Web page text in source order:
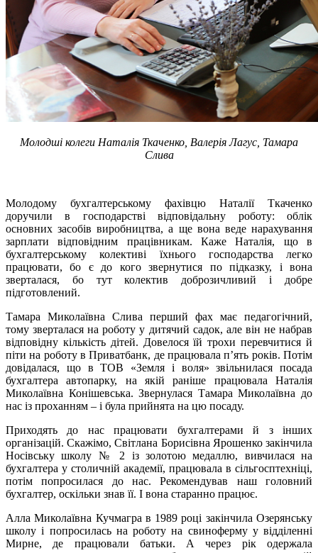
Молодші колеги Наталія Ткаченко, Валерія Лагус, Тамара
Слива
Молодому бухгалтерському фахівцю Наталії Ткаченко
доручили в господарстві відповідальну роботу: облік
основних засобів виробництва, а ще вона веде нарахування
зарплати відповідним працівникам. Каже Наталія, що в
бухгалтерському колективі їхнього господарства легко
працювати, бо є до кого звернутися по підказку, і вона
зверталася, бо тут колектив доброзичливий і добре
підготовлений.
Тамара Миколаївна Слива перший фах має педагогічний,
тому зверталася на роботу у дитячий садок, але він не набрав
відповідну кількість дітей. Довелося їй трохи перевчитися й
піти на роботу в Приватбанк, де працювала п’ять років. Потім
довідалася, що в ТОВ «Земля і воля» звільнилася посада
бухгалтера автопарку, на якій раніше працювала Наталія
Миколаївна Конішевська. Звернулася Тамара Миколаївна до
нас із проханням – і була прийнята на цю посаду.
Приходять до нас працювати бухгалтерами й з інших
організацій. Скажімо, Світлана Борисівна Ярошенко закінчила
Носівську школу № 2 із золотою медаллю, вивчилася на
бухгалтера у столичній академії, працювала в сільгосптехніці,
потім попросилася до нас. Рекомендував наш головний
бухгалтер, оскільки знав її. І вона старанно працює.
Алла Миколаївна Кучмагра в 1989 році закінчила Озерянську
школу і попросилась на роботу на свиноферму у відділенні
Мирне, де працювали батьки. А через рік одержала